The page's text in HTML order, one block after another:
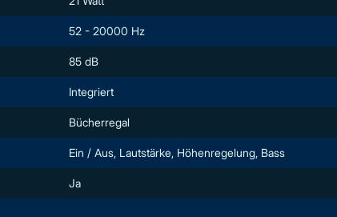
52 - 20000 Hz
85 dB
Integriert
Bücherregal
Ein / Aus, Lautstärke, Höhenregelung, Bass
Ja